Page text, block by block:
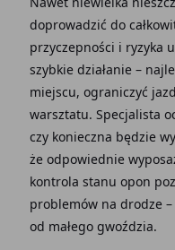
doprowadzić do
przyczepności i ryzyka
szybkie działanie –
miejscu, ograniczyć
warsztatu. Specjalista
czy konieczna będzie
że odpowiednie
kontrola stanu opon
problemów na drodze
od małego gwoździa.